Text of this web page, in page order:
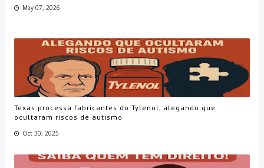
May 07, 2026
Texas processa fabricantes do Tylenol, alegando que
ocultaram riscos de autismo
Oct 30, 2025